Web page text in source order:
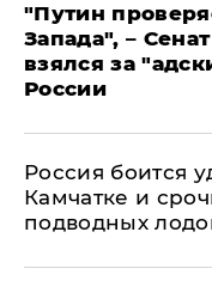
"Путин
Запада", –
взялся за
России
Россия боится
Камчатке и
подводных